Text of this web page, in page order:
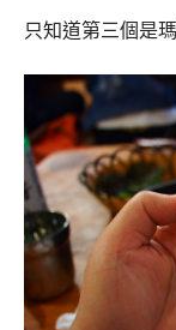
只知道第三個是